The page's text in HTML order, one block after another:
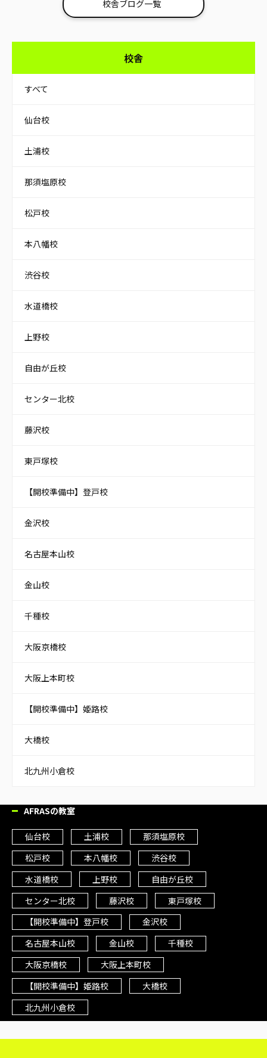
校舎ブログ一覧
校舎
すべて
仙台校
土浦校
那須塩原校
松戸校
本八幡校
渋谷校
水道橋校
上野校
自由が丘校
センター北校
藤沢校
東戸塚校
【開校準備中】登戸校
金沢校
名古屋本山校
金山校
千種校
大阪京橋校
大阪上本町校
【開校準備中】姫路校
大橋校
北九州小倉校
AFRASの教室
仙台校 土浦校
那須塩原校
松戸校
本八幡校
渋谷校
水道橋校
上野校
自由が丘校
センター北校
藤沢校
東戸塚校
【開校準備中】登戸校
金沢校
名古屋本山校
金山校
千種校
大阪京橋校
大阪上本町校
【開校準備中】姫路校
大橋校
北九州小倉校